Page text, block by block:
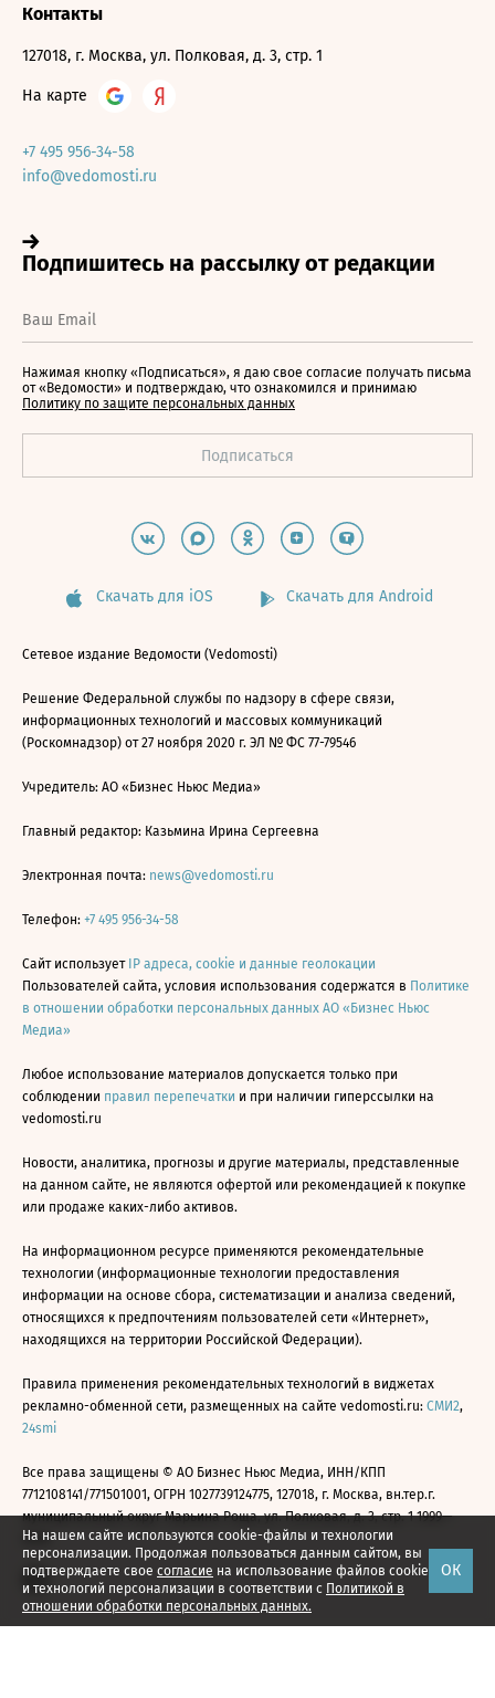
На нашем сайте используются cookie-файлы и технологии
персонализации. Продолжая пользоваться данным сайтом, вы
подтверждаете свое согласие на использование файлов cookie
и технологий персонализации в соответствии с Политикой в
отношении обработки персональных данных.
ОК
Контакты
127018, г. Москва, ул. Полковая, д. 3, стр. 1
На карте
+7 495 956-34-58
info@vedomosti.ru
Нажимая кнопку «Подписаться», я даю свое согласие получать письма
от «Ведомости» и подтверждаю, что ознакомился и принимаю
Политику по защите персональных данных
Скачать для iOS Скачать для Android
Сетевое издание Ведомости (Vedomosti)
Решение Федеральной службы по надзору в сфере связи,
информационных технологий и массовых коммуникаций
(Роскомнадзор) от 27 ноября 2020 г. ЭЛ № ФС 77-79546
Учредитель: АО «Бизнес Ньюс Медиа»
Главный редактор: Казьмина Ирина Сергеевна
Электронная почта: news@vedomosti.ru
Телефон: +7 495 956-34-58
Сайт использует IP адреса, cookie и данные геолокации
Пользователей сайта, условия использования содержатся в Политике
в отношении обработки персональных данных АО «Бизнес Ньюс
Медиа»
Любое использование материалов допускается только при
соблюдении правил перепечатки и при наличии гиперссылки на
vedomosti.ru
Новости, аналитика, прогнозы и другие материалы, представленные
на данном сайте, не являются офертой или рекомендацией к покупке
или продаже каких-либо активов.
На информационном ресурсе применяются рекомендательные
технологии (информационные технологии предоставления
информации на основе сбора, систематизации и анализа сведений,
относящихся к предпочтениям пользователей сети «Интернет»,
находящихся на территории Российской Федерации).
Правила применения рекомендательных технологий в виджетах
рекламно-обменной сети, размещенных на сайте vedomosti.ru: СМИ2,
24smi
Все права защищены © АО Бизнес Ньюс Медиа, ИНН/КПП
7712108141/771501001, ОГРН 1027739124775, 127018, г. Москва, вн.тер.г.
муниципальный округ Марьина Роща, ул. Полковая, д. 3, стр. 1 1999—
2026